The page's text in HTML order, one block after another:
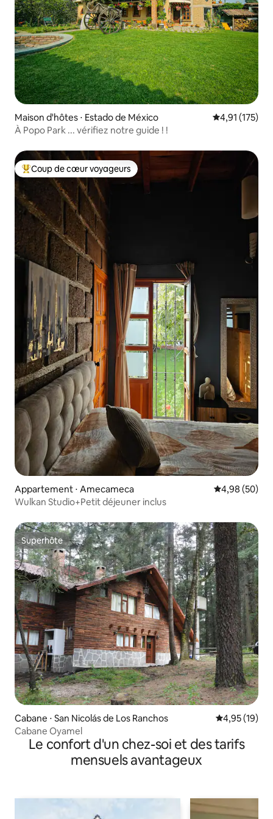
Maison d'hôtes ⋅ Estado de México Évaluation
4,91 (175)
À Popo Park ... vérifiez notre guide ! !
Coups de cœur voyageurs les plus appréciés
Coup de cœur voyageurs
Appartement ⋅ Amecameca Évaluation
4,98 (50)
Wulkan Studio+Petit déjeuner inclus
Superhôte
Superhôte
Cabane ⋅ San Nicolás de Los Ranchos Évaluation
4,95 (19)
Cabane Oyamel
Le confort d'un chez-soi et des tarifs
mensuels avantageux